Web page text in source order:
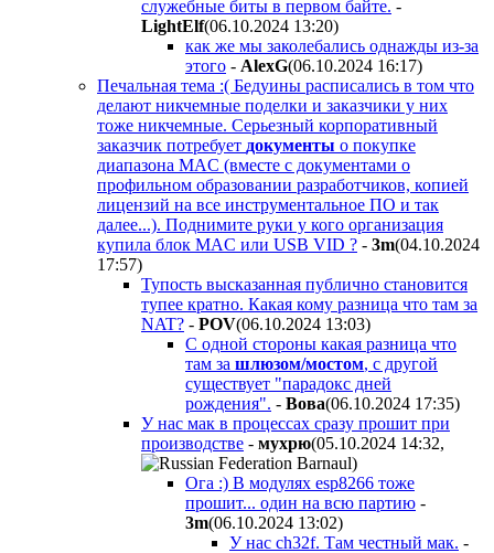
служебные биты в первом байте. -
LightElf(06.10.2024 13:20)
как же мы заколебались однажды из-за
этого - AlexG(06.10.2024 16:17)
Печальная тема :( Бедуины расписались в том что
делают никчемные поделки и заказчики у них
тоже никчемные. Серьезный корпоративный
заказчик потребует документы о покупке
диапазона MAC (вместе с документами о
профильном образовании разработчиков, копией
лицензий на все инструментальное ПО и так
далее...). Поднимите руки у кого организация
купила блок MAC или USB VID ? - 3m(04.10.2024
17:57)
Тупость высказанная публично становится
тупее кратно. Какая кому разница что там за
NAT? - POV(06.10.2024 13:03)
С одной стороны какая разница что
там за шлюзом/мостом, с другой
существует "парадокс дней
рождения". - Boвa(06.10.2024 17:35)
У нас мак в процессах сразу прошит при
производстве - мyxpю(05.10.2024 14:32,
)
Ога :) В модулях esp8266 тоже
прошит... один на всю партию -
3m(06.10.2024 13:02)
У нас ch32f. Там честный мак. -